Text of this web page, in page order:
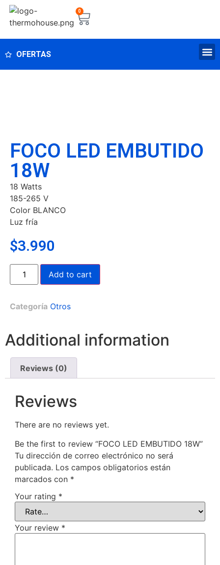
0
OFERTAS
FOCO LED EMBUTIDO
18W
18 Watts
185-265 V
Color BLANCO
Luz fría
$3.990
Add to cart
Categoría Otros
Additional information
Reviews (0)
Reviews
There are no reviews yet.
Be the first to review “FOCO LED EMBUTIDO 18W”
Tu dirección de correo electrónico no será
publicada. Los campos obligatorios están
marcados con *
Your rating *
Your review *